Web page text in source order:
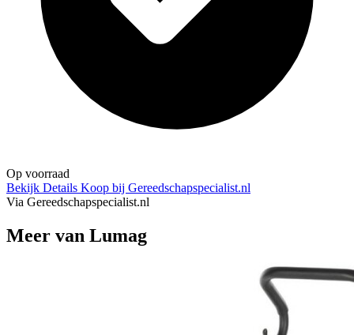
Op voorraad
Bekijk Details Koop bij Gereedschapspecialist.nl
Via Gereedschapspecialist.nl
Meer van Lumag